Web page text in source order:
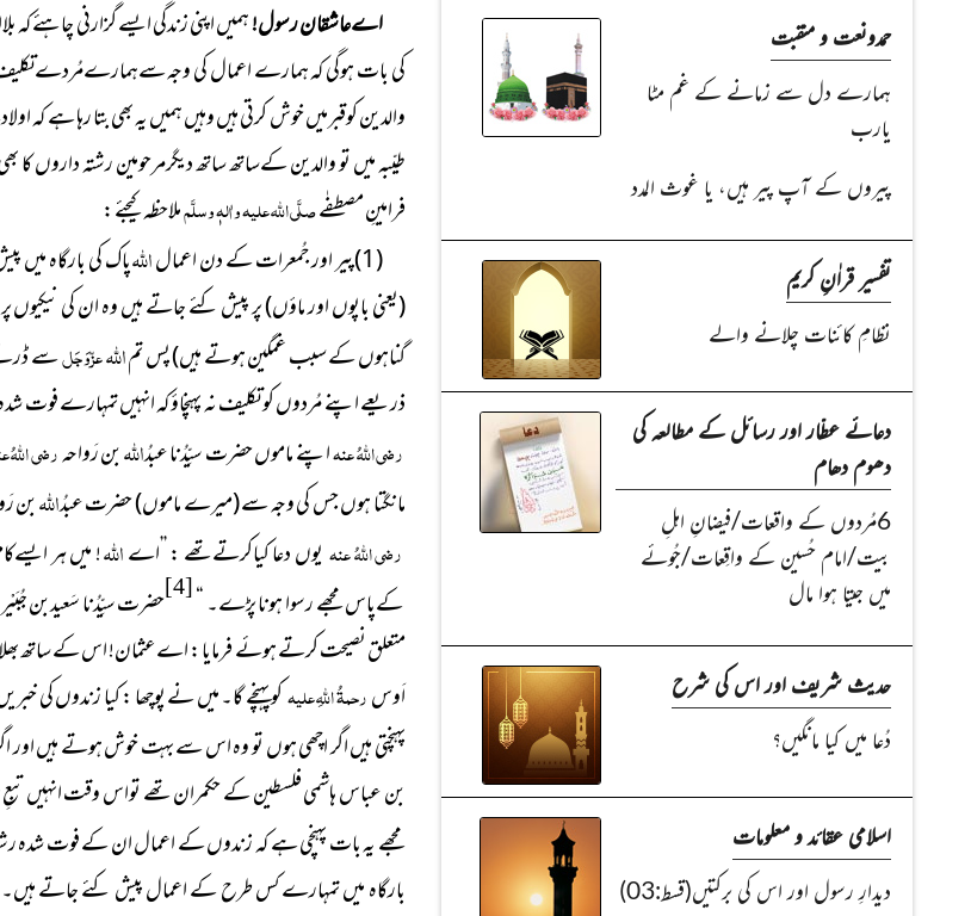
اےعاشقان رسول!ہمیں اپنی زندگی ایسے گزارنی چاہئے
کی بات ہوگی کہ ہمارے اعمال کی وجہ سےہمارےمُردےتکلیف
والدین کوقبرمیں خوش کرتی ہیں وہیں ہمیں یہ بھی بتا رہا ہے کہ
طیّبہ میں تو والدین کےساتھ ساتھ دیگرمرحومین رشتہ داروں
فرامینِ مصطفٰےصلَّی اللہ علیہ واٰلہٖ وسلَّمملاحظہ کیجئے :
(1)پیر اور جُمعرات کے دن اعمال
اللہپاک کی بارگاہ
(یعنی باپوں اور ماؤں)پر پیش کئے جاتے ہیں وہ ان کی
گناہوں کے سبب غمگین ہوتے ہیں)پس تماللہعزّوَجَلسے
ذریعے اپنے مُردوں کو تکلیف نہ پہنچاؤ کہ انہیں تمہارے فوت
رضی اللہُ عنہاپنے ماموں حضرت سیِّدُنا عبدُاللہبن رَواحہرضی اللہُ
مانگتا ہوں جس کی وجہ سے(میرے ماموں)حضرت عبدُاللہبن
رضی اللہُ عنہیوں دعا کیاکرتےتھے : ’’اےاللہ! میں ہر
کےپاس مجھے رسوا ہونا پڑے۔ “[4]حضرت سیِّدُنا سَعیدبن جُبَیْر
متعلق نصیحت کرتے ہوئے فرمایا : اے عثمان! اس کے ساتھ بھلائی
اَوسرحمۃُ اللہِ علیہکو پہنچے گا۔ میں نے پوچھا : کیا زندوں کی
پہنچتی ہیں اگر اچھی ہوں تو وہ اس سے بہت خوش ہوتے ہیں اور
بن عباس ہاشمی فلسطین کے حکمران تھے تواس وقت انہیں
مجھے یہ بات پہنچی ہے کہ زندوں کے اعمال ان کے فوت شدہ
بارگاہ میں تمہارے کس طرح کے اعمال پیش کئے جاتے ہیں۔
حمدونعت و منقبت
ہمارے دل سے زمانے کے غم مٹا
یارب
پیروں کے آپ پیر ہیں، یا غوث المدد
تفسیر قراٰنِ کریم
نظامِ کائنات چلانے والے
دعائے عطّار اور رسائل کے مطالعہ کی
دھوم دھام
6مُردوں کے واقعات/فیضانِ اہلِ
بیت/امام حُسین کے واقِعات/جُوئے
میں جیتا ہوا مال
حدیث شریف اور اس کی شرح
دُعا میں کیا مانگیں؟
اسلامی عقائد و معلومات
دیدارِ رسول اور اس کی برکتیں(قسط:03)